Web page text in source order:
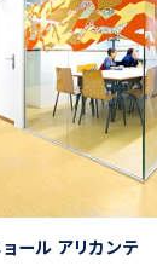
ール アリカンテ